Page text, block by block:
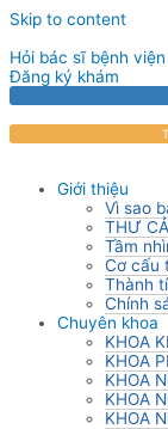
Skip to content
Hỏi bác sĩ bệnh viện
Đăng ký khám
Giới thiệu
Vì sao
THƯ
Tầm
Cơ cấu
Thành
Chính
Chuyên khoa
KHOA
KHOA
KHOA
KHOA
KHOA